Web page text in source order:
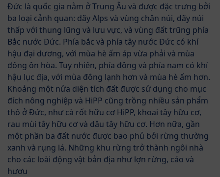
Đức là quốc gia nằm ở Trung Âu và được đặc trưng bởi
ba loại cảnh quan: dãy Alps và vùng chân núi, dãy núi
thấp với thung lũng và lưu vực, và vùng đất trũng phía
Bắc nước Đức. Phía bắc và phía tây nước Đức có khí
hậu đại dương, với mùa hè ấm áp vừa phải và mùa
đông ôn hòa. Tuy nhiên, phía đông và phía nam có khí
hậu lục địa, với mùa đông lạnh hơn và mùa hè ấm hơn.
Khoảng một nửa diện tích đất được sử dụng cho mục
đích nông nghiệp và HiPP cũng trồng nhiều sản phẩm
thô ở Đức, như cà rốt hữu cơ HiPP, khoai tây hữu cơ,
rau mùi tây hữu cơ và dâu tây hữu cơ. Hơn nữa, gần
một phần ba đất nước được bao phủ bởi rừng thường
xanh và rụng lá. Những khu rừng trở thành ngôi nhà
cho các loài động vật bản địa như lợn rừng, cáo và
hươu